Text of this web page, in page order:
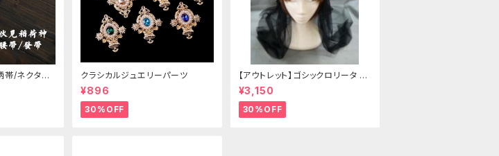
帯/ネクタイ/
クラシカルジュエリーパーツ
¥896
30%OFF
【アウトレット】ゴシックロリータ ゴ
ールドクラウン＆ホーン(ヴェール
付き)
¥3,150
30%OFF